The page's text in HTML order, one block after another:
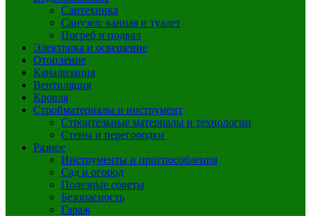
Сантехника
Санузел: ванная и туалет
Погреб и подвал
Электрика и освещение
Отопление
Канализация
Вентиляция
Кровля
Стройматериалы и инструмент
Строительные материалы и технологии
Стены и перегородки
Разное
Инструменты и приспособления
Сад и огород
Полезные советы
Безопасность
Гараж